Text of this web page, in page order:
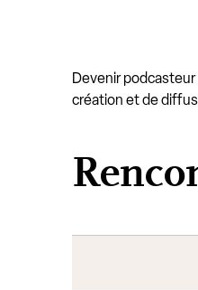
Devenir
création et de